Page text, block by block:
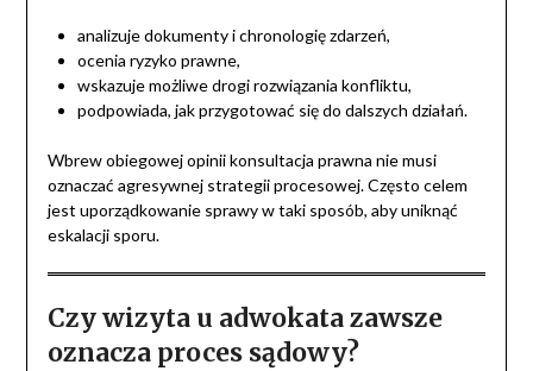
analizuje dokumenty i chronologię zdarzeń,
ocenia ryzyko prawne,
wskazuje możliwe drogi rozwiązania konfliktu,
podpowiada, jak przygotować się do dalszych działań.
Wbrew obiegowej opinii konsultacja prawna nie musi
oznaczać agresywnej strategii procesowej. Często celem
jest uporządkowanie sprawy w taki sposób, aby uniknąć
eskalacji sporu.
Czy wizyta u adwokata zawsze
oznacza proces sądowy?